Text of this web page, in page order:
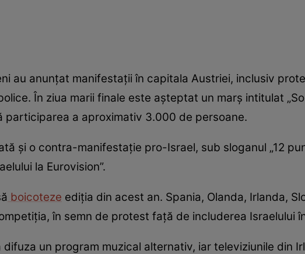
au anunțat manifestații în capitala Austriei, inclusiv
În ziua marii finale este așteptat un marș intitulat
participarea a aproximativ 3.000 de persoane.
și o contra-manifestație pro-Israel, sub sloganul „12
la Eurovision”.
boicoteze ediția din acest an. Spania, Olanda, Irlanda,
în semn de protest față de includerea Israelului
difuza un program muzical alternativ, iar televiziunile din